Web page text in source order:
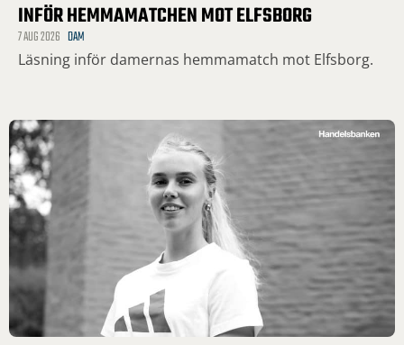
INFÖR HEMMAMATCHEN MOT ELFSBORG
7 AUG 2026 DAM
Läsning inför damernas hemmamatch mot Elfsborg.